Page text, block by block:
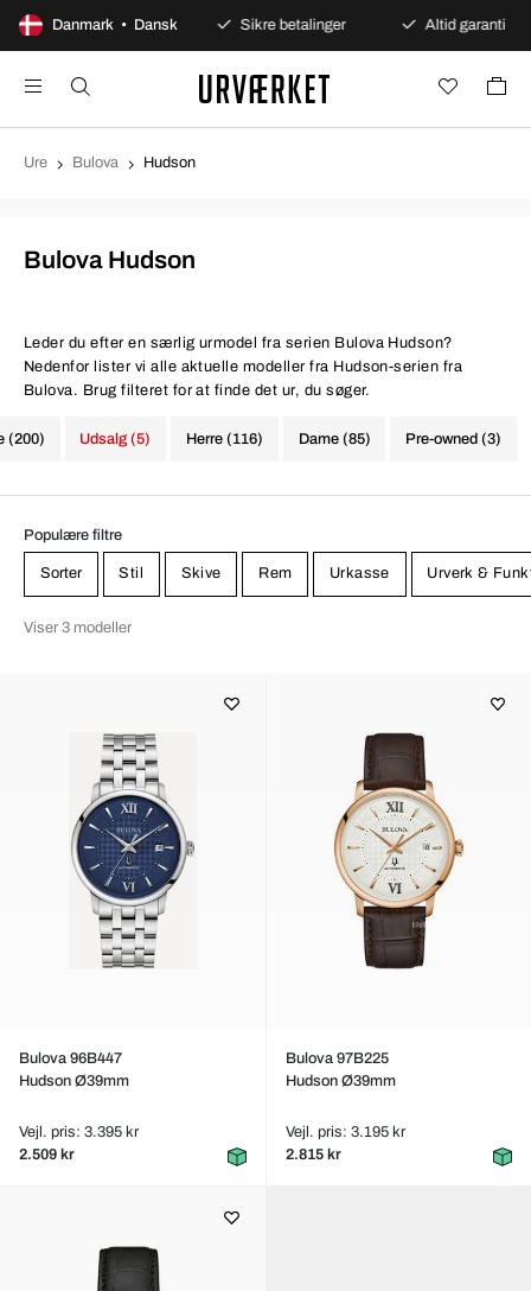
Danmark • Dansk
100 dages åbent køb Sikre betalinger Altid garanti
Ure Bulova Hudson
Bulova Hudson
Leder du efter en særlig urmodel fra serien Bulova Hudson?
Nedenfor lister vi alle aktuelle modeller fra Hudson-serien fra
Bulova. Brug filteret for at finde det ur, du søger.
(200) Herre (116) Dame (85) Pre-owned (3)
Udsalg (5)
Populære filtre
Sorter Stil Skive Rem Urkasse Urverk &
Viser 3 modeller
Bulova 96B447
Hudson Ø39mm
Vejl. pris: 3.395 kr
2.509 kr
Bulova 97B225
Hudson Ø39mm
Vejl. pris: 3.195 kr
2.815 kr